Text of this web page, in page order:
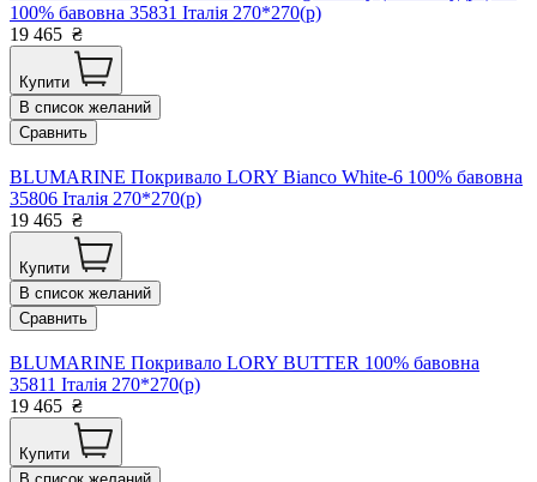
100% бавовна 35831 Італія 270*270(р)
19 465 ₴
Купити
В список желаний
Сравнить
BLUMARINE Покривало LORY Bianco White-6 100% бавовна
35806 Італія 270*270(р)
19 465 ₴
Купити
В список желаний
Сравнить
BLUMARINE Покривало LORY BUTTER 100% бавовна
35811 Італія 270*270(р)
19 465 ₴
Купити